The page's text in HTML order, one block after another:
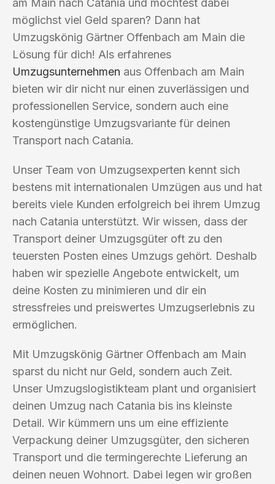
am Main nach Catania und möchtest dabei
möglichst viel Geld sparen? Dann hat
Umzugskönig Gärtner Offenbach am Main die
Lösung für dich! Als erfahrenes
Umzugsunternehmen aus Offenbach am Main
bieten wir dir nicht nur einen zuverlässigen und
professionellen Service, sondern auch eine
kostengünstige Umzugsvariante für deinen
Transport nach Catania.
Unser Team von Umzugsexperten kennt sich
bestens mit internationalen Umzügen aus und hat
bereits viele Kunden erfolgreich bei ihrem Umzug
nach Catania unterstützt. Wir wissen, dass der
Transport deiner Umzugsgüter oft zu den
teuersten Posten eines Umzugs gehört. Deshalb
haben wir spezielle Angebote entwickelt, um
deine Kosten zu minimieren und dir ein
stressfreies und preiswertes Umzugserlebnis zu
ermöglichen.
Mit Umzugskönig Gärtner Offenbach am Main
sparst du nicht nur Geld, sondern auch Zeit.
Unser Umzugslogistikteam plant und organisiert
deinen Umzug nach Catania bis ins kleinste
Detail. Wir kümmern uns um eine effiziente
Verpackung deiner Umzugsgüter, den sicheren
Transport und die termingerechte Lieferung an
deinen neuen Wohnort. Dabei legen wir großen